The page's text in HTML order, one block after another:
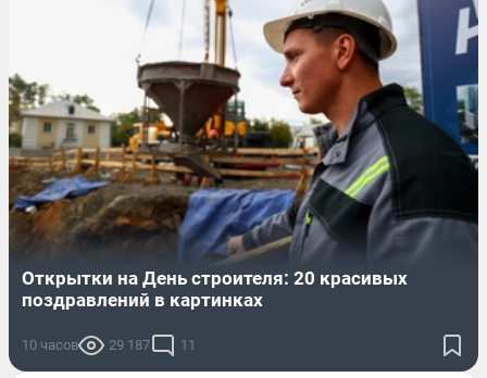
Открытки на День строителя: 20 красивых
поздравлений в картинках
10 часов 29 187 11